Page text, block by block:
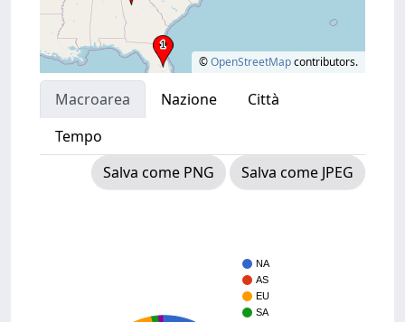
©OpenStreetMapcontributors.
Macroarea Nazione
Città
Tempo
Salva come PNG
Salva come JPEG
NA
AS
EU
SA